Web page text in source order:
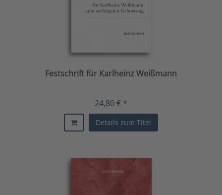
Festschrift für Karlheinz Weißmann
24,80 € *
Details zum Titel